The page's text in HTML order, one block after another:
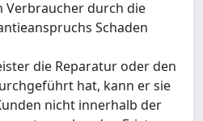
Verbraucher durch die
Schaden
die Reparatur oder den
hat, kann er sie
nicht innerhalb der